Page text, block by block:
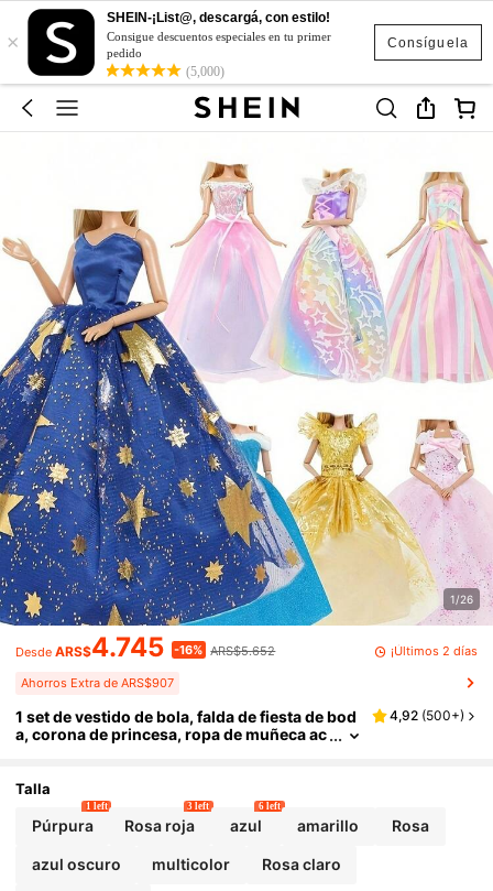
Consíguela
×
SHEIN-¡List@, descargá, con estilo!
Consigue descuentos especiales en tu primer
pedido
(5,000)
1/26
Desde ARS$4.745 -16% ARS$5.652 ¡Últimos 2 días
Ahorros Extra de ARS$907
1 set de vestido de bola, falda de fiesta de bod
a, corona de princesa, ropa de muñeca ac
hogar (sin incluir la muñeca)
4,92 (500+)
Talla
Púrpura
1 left
Rosa roja
3 left
azul
6 left
amarillo Rosa
azul oscuro multicolor Rosa claro